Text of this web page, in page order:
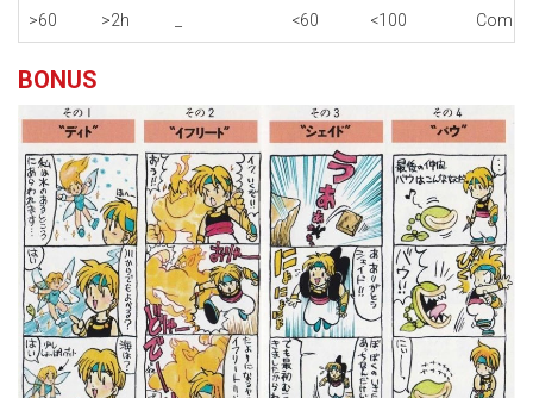
>60 >2h <60 <100
BONUS
LA_LEGENDE_DE_THOR_BONUS.JPG